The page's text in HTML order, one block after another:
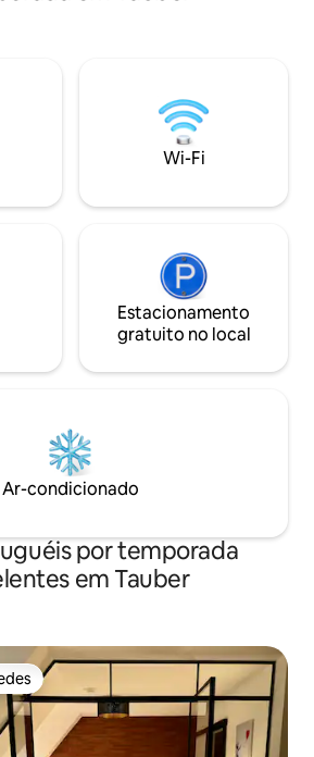
em noites
à lareira :-)
Dentro, ao lado
estar com
vaso sanitário,
Wi-Fi
Estacionamento
gratuito no local
Ar-condicionado
por temporada
em Tauber